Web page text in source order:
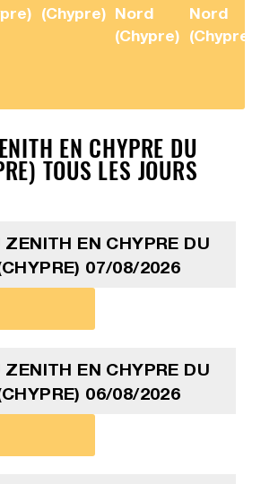
(Chypre) Nord
(Chypre)
Nord
(Chypre)
EN CHYPRE DU
TOUS LES JOURS
ZENITH EN CHYPRE DU
07/08/2026
ZENITH EN CHYPRE DU
06/08/2026